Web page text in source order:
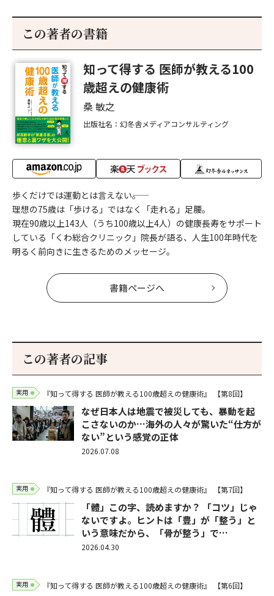
この著者の書籍
知って得する 医師が教える100
歳超えの健康術
桑 敏之
出版社名：幻冬舎メディアコンサルティング
歩くだけでは運動とは言えない――。
理想の75歳は「歩ける」ではなく「走れる」足腰。
現在90歳以上143人（うち100歳以上4人）の健康長寿をサポート
している「くわ総合クリニック」院長が語る、人生100年時代を
明るく前向きに生きるためのメッセージ。
書籍ページへ
この著者の記事
実用 『知って得する 医師が教える100歳超えの健康術』 【第8回】
なぜ日本人は地震で被災しても、暴動を起
こさないのか…海外の人々が驚いた“仕方が
ない”という感覚の正体
2026.07.08
実用 『知って得する 医師が教える100歳超えの健康術』 【第7回】
「體」この字、読めますか？ 「コツ」じゃ
ないですよ。ヒントは「豊」が「整う」と
いう意味だから、「骨が整う」で…
2026.04.30
実用 『知って得する 医師が教える100歳超えの健康術』 【第6回】